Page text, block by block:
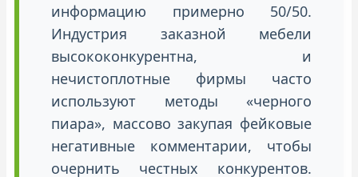
информацию примерно 50/50.
Индустрия заказной мебели
высококонкурентна, и
нечистоплотные фирмы часто
используют методы «черного
пиара», массово закупая фейковые
негативные комментарии, чтобы
очернить честных конкурентов.